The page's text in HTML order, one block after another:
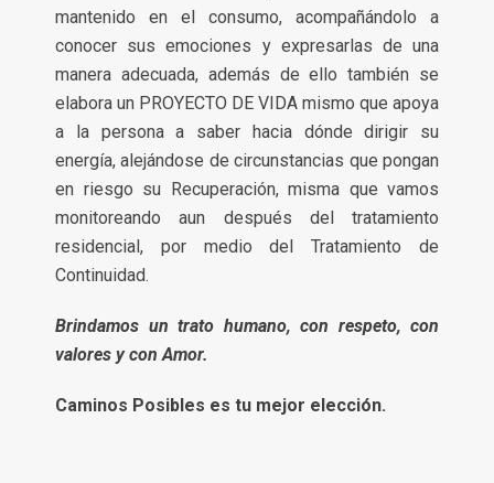
mantenido en el consumo, acompañándolo a
conocer sus emociones y expresarlas de una
manera adecuada, además de ello también se
elabora un PROYECTO DE VIDA mismo que apoya
a la persona a saber hacia dónde dirigir su
energía, alejándose de circunstancias que pongan
en riesgo su Recuperación, misma que vamos
monitoreando aun después del tratamiento
residencial, por medio del Tratamiento de
Continuidad.
Brindamos un trato humano, con respeto, con
valores y con Amor.
Caminos Posibles es tu mejor elección.